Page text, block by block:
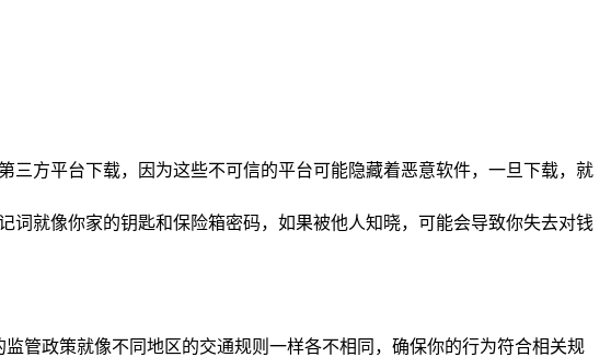
方平台下载，因为这些不可信的平台可能隐藏着恶意软件，一旦下载，就
就像你家的钥匙和保险箱密码，如果被他人知晓，可能会导致你失去对钱
管政策就像不同地区的交通规则一样各不相同，确保你的行为符合相关规